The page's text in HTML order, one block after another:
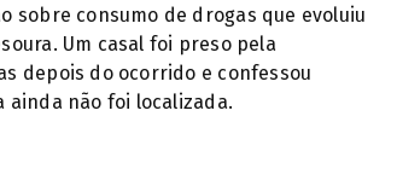
sobre consumo de drogas que evoluiu
Um casal foi preso pela
depois do ocorrido e confessou
ainda não foi localizada.